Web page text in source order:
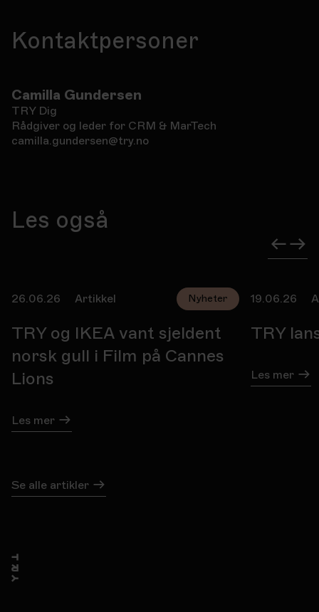
Kontaktpersoner
Camilla Gundersen
TRY Dig
Rådgiver og leder for CRM & MarTech
camilla.gundersen@try.no
Les også
26.06.26 Artikkel Nyheter
TRY og IKEA vant sjeldent
norsk gull i Film på Cannes
Lions
Les mer
19.06.26
TRY
Les mer
Se alle artikler